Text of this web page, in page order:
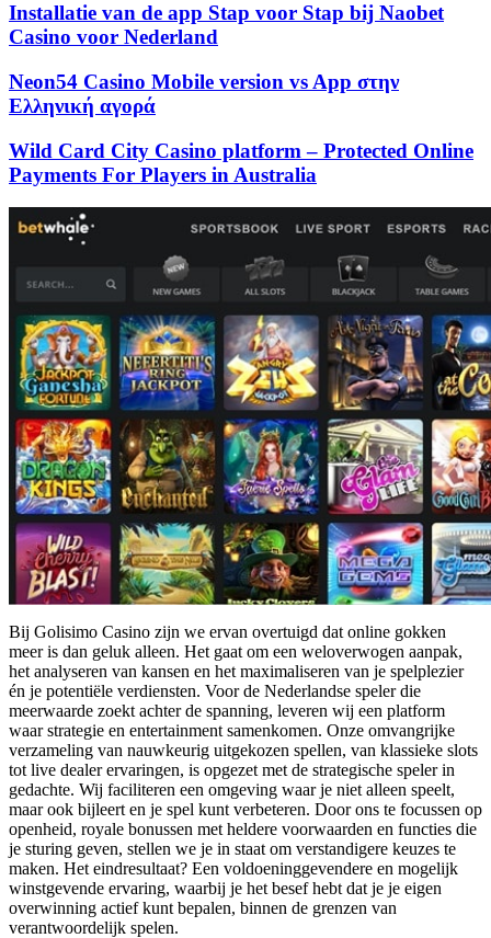
Installatie van de app Stap voor Stap bij Naobet
Casino voor Nederland
Neon54 Casino Mobile version vs App στην
Ελληνική αγορά
Wild Card City Casino platform – Protected Online
Payments For Players in Australia
Bij Golisimo Casino zijn we ervan overtuigd dat online gokken
meer is dan geluk alleen. Het gaat om een weloverwogen aanpak,
het analyseren van kansen en het maximaliseren van je spelplezier
én je potentiële verdiensten. Voor de Nederlandse speler die
meerwaarde zoekt achter de spanning, leveren wij een platform
waar strategie en entertainment samenkomen. Onze omvangrijke
verzameling van nauwkeurig uitgekozen spellen, van klassieke slots
tot live dealer ervaringen, is opgezet met de strategische speler in
gedachte. Wij faciliteren een omgeving waar je niet alleen speelt,
maar ook bijleert en je spel kunt verbeteren. Door ons te focussen op
openheid, royale bonussen met heldere voorwaarden en functies die
je sturing geven, stellen we je in staat om verstandigere keuzes te
maken. Het eindresultaat? Een voldoeninggevendere en mogelijk
winstgevende ervaring, waarbij je het besef hebt dat je je eigen
overwinning actief kunt bepalen, binnen de grenzen van
verantwoordelijk spelen.